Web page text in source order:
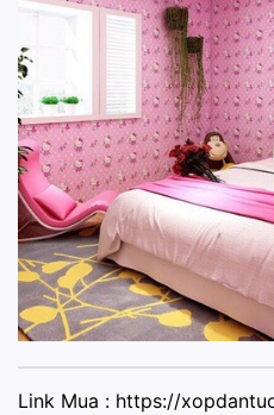
Link Mua : https://